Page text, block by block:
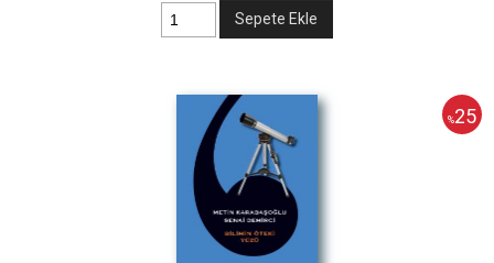
Sepete Ekle
%25